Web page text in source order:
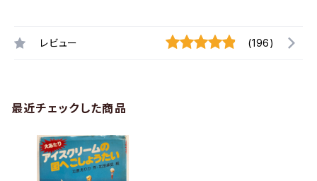
レビュー (196)
最近チェックした商品